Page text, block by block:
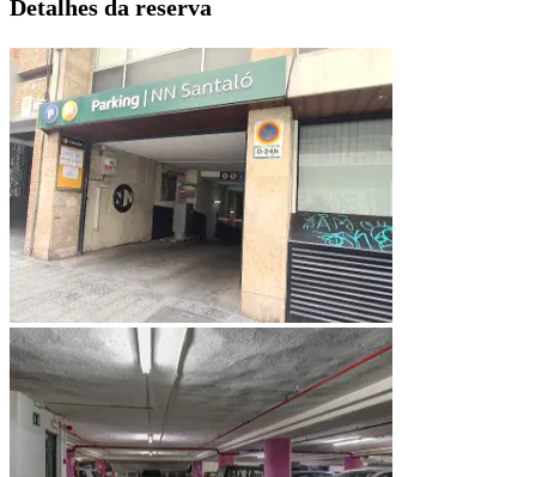
Detalhes da reserva